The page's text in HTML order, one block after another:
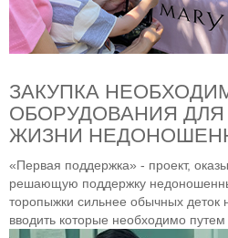
ЗАКУПКА
ОБОРУДОВАНИЯ
ЖИЗНИ
«Первая поддержка» - проект,
решающую поддержку
торопыжки сильнее обычных деток
вводить которые необходимо